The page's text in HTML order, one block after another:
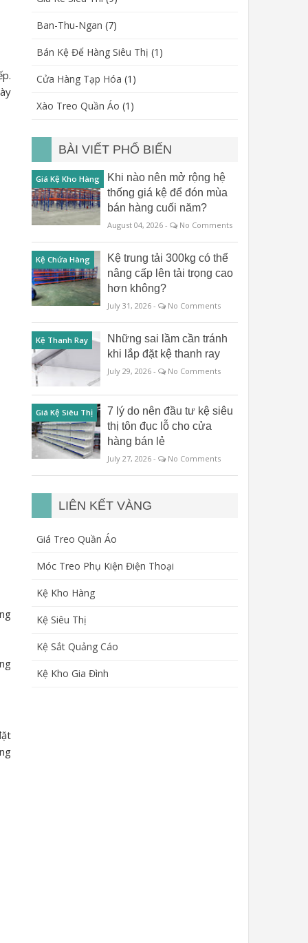
Ban-Thu-Ngan (7)
Bán Kệ Để Hàng Siêu Thị (1)
Cửa Hàng Tạp Hóa (1)
Xào Treo Quần Áo (1)
BÀI VIẾT PHỔ BIẾN
Giá Kệ Kho Hàng
Khi nào nên mở rộng hệ
thống giá kệ để đón mùa
bán hàng cuối năm?
August 04, 2026 - No Comments
Kệ Chứa Hàng
Kệ trung tải 300kg có thể
nâng cấp lên tải trọng cao
hơn không?
July 31, 2026 - No Comments
Kệ Thanh Ray
Những sai lầm cần tránh
khi lắp đặt kệ thanh ray
July 29, 2026 - No Comments
Giá Kệ Siêu Thị
7 lý do nên đầu tư kệ siêu
thị tôn đục lỗ cho cửa
hàng bán lẻ
July 27, 2026 - No Comments
LIÊN KẾT VÀNG
Giá Treo Quần Áo
Móc Treo Phụ Kiện Điện Thoại
Kệ Kho Hàng
Kệ Siêu Thị
Kệ Sắt Quảng Cáo
Kệ Kho Gia Đình